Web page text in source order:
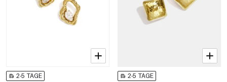
2-5 TAGE 2-5 TAGE